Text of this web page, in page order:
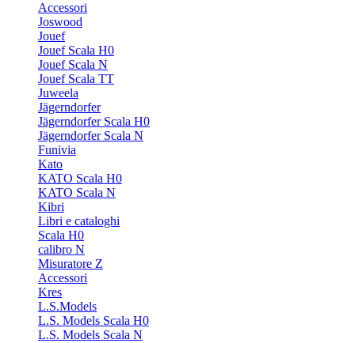
Accessori
Joswood
Jouef
Jouef Scala H0
Jouef Scala N
Jouef Scala TT
Juweela
Jägerndorfer
Jägerndorfer Scala H0
Jägerndorfer Scala N
Funivia
Kato
KATO Scala H0
KATO Scala N
Kibri
Libri e cataloghi
Scala H0
calibro N
Misuratore Z
Accessori
Kres
L.S.Models
L.S. Models Scala H0
L.S. Models Scala N